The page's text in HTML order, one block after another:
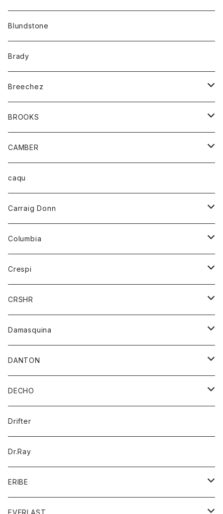
カーディガン
コート
アクセサリー
バッグ
ベルト
キッズ
Tシャツ
グッズ
アンダーウェアー
カードホルダー
チーフ
バンダナ
トップス
カーディガン
トレーナー
パーカー
ボトム
オーバーオール
ショートパンツ
レディース
オーバーオール
カーディガン
Tシャツ
パーカー
サングラス
Blundstone
Brady
Breechez
シャツ
BROOKS
グッズ
靴
CAMBER
トップス
ハーフスリーブTシャツ
caqu
Carraig Donn
ニット
Columbia
アウター
ジャケット
Crespi
ジャケット
ワンピース
ブラウス
CRSHR
キャップ
Damasquina
ウォレット
カードケース
バッグ
DANTON
アウター
コート
ジャケット
アクセサリー
バッグ
キッズ
シャツ
Tシャツ
グッズ
帽子
トップス
DECHO
帽子
Drifter
Dr.Ray
ERIBE
ニット
EVERLAST